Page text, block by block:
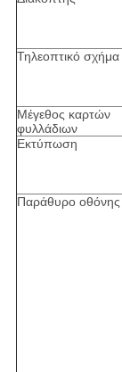
Τηλεοπτικό σχήμα
Μέγεθος καρτών
φυλλάδιων
Εκτύπωση
Παράθυρο οθόνης